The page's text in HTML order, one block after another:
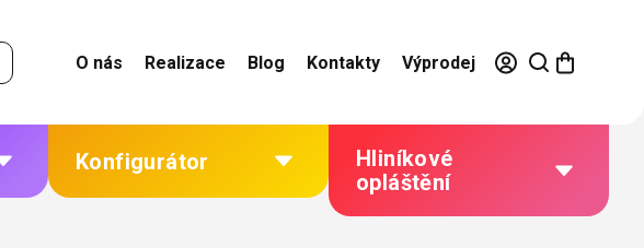
O nás Realizace Blog Kontakty Výprodej
Konfigurátor
Hliníkové
opláštění